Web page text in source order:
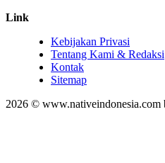
Link
Kebijakan Privasi
Tentang Kami & Redaksi
Kontak
Sitemap
2026 © www.nativeindonesia.com